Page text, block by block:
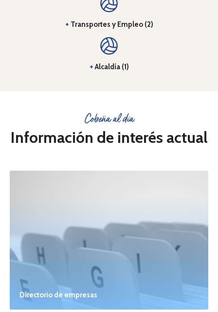
+ Transportes y Empleo (2)
+Alcaldía (1)
Cobeña al día
Información de interés actual
Directorio de empresas